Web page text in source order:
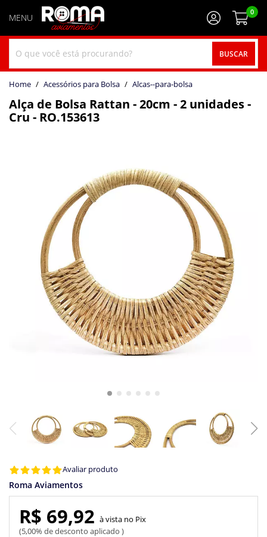
BUSCAR
0
home Acessórios para Bolsa alcas--para-bolsa
Alça de Bolsa Rattan - 20cm - 2 unidades -
Cru - RO.153613
Avaliar produto
Roma Aviamentos
R$ 69,92
5,00% de desconto aplicado
Pix